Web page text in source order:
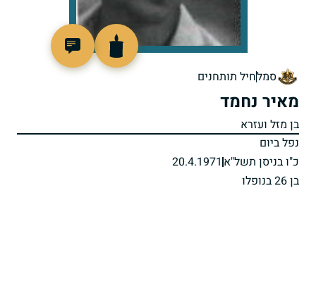
סמלחיל תותחנים
מאיר נחמד
בן מזל ועזרא
נפל ביום
כ"ו בניסן תשל"א 20.4.1971
בן 26 בנופלו